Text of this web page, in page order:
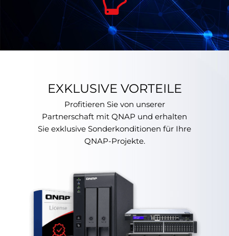
EXKLUSIVE VORTEILE
Profitieren Sie von unserer
Partnerschaft mit QNAP und erhalten
Sie exklusive Sonderkonditionen für Ihre
QNAP-Projekte.